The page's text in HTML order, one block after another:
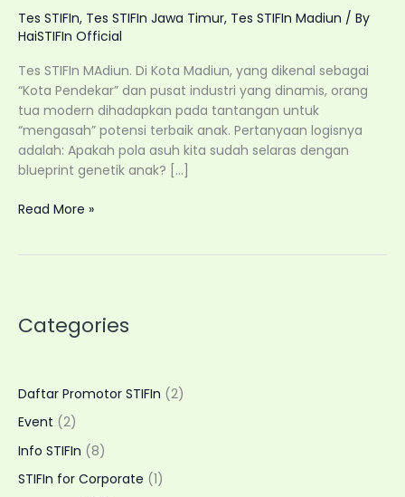
Tes STIFIn, Tes STIFIn Jawa Timur, Tes STIFIn Madiun / By
HaiSTIFIn Official
Tes STIFIn MAdiun. Di Kota Madiun, yang dikenal sebagai
“Kota Pendekar” dan pusat industri yang dinamis, orang
tua modern dihadapkan pada tantangan untuk
“mengasah” potensi terbaik anak. Pertanyaan logisnya
adalah: Apakah pola asuh kita sudah selaras dengan
blueprint genetik anak? […]
Tes
Anak
dengan
Home
Visit
Read More »
Categories
Daftar Promotor STIFIn (2)
Event (2)
Info STIFIn (8)
STIFIn for Corporate (1)